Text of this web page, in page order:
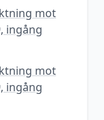
mot
ingång
mot
ingång